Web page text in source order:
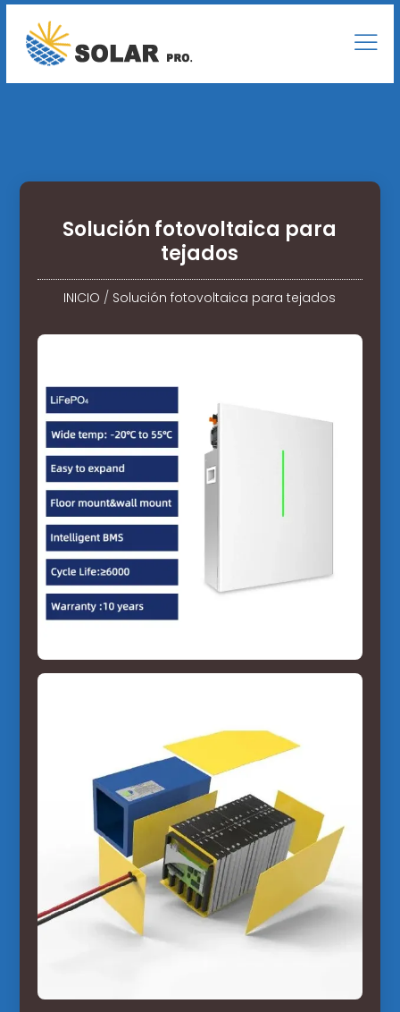
Solución fotovoltaica para
tejados
INICIO / Solución fotovoltaica para tejados